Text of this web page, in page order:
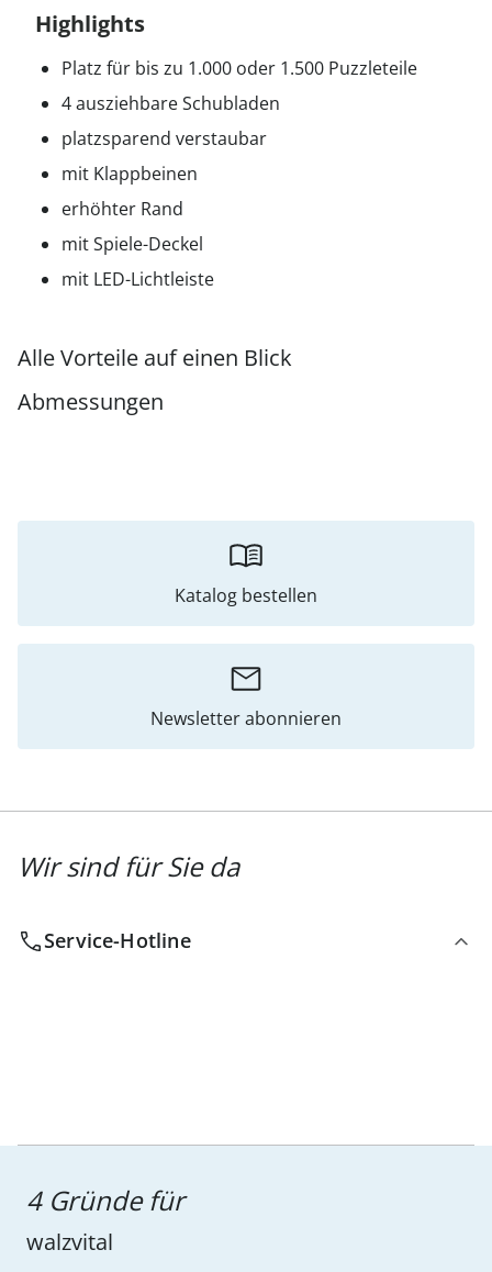
Highlights
Platz für bis zu 1.000 oder 1.500 Puzzleteile
4 ausziehbare Schubladen
platzsparend verstaubar
mit Klappbeinen
erhöhter Rand
mit Spiele-Deckel
mit LED-Lichtleiste
Alle Vorteile auf einen Blick
Abmessungen
Katalog bestellen
Newsletter abonnieren
Wir sind für Sie da
Service-Hotline
4 Gründe für
walzvital